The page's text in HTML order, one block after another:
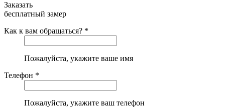
Заказать
бесплатный замер
Как к вам обращаться? *
Пожалуйста, укажите ваше имя
Телефон *
Пожалуйста, укажите ваш телефон